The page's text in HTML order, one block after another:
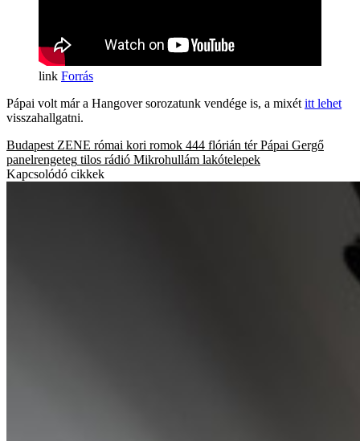
Forrás
Pápai volt már a Hangover sorozatunk vendége is, a mixét itt lehet
visszahallgatni.
Budapest ZENE római kori romok 444 flórián tér Pápai Gergő
panelrengeteg tilos rádió Mikrohullám lakótelepek
Kapcsolódó cikkek